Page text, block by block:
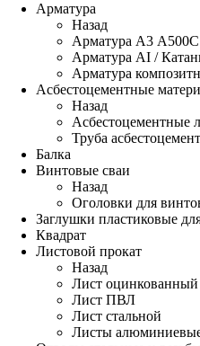
Арматура
Назад
Арматура А3 А500С
Арматура АI /
Арматура
Асбестоцементные
Назад
Асбестоцементные
Труба
Балка
Винтовые сваи
Назад
Оголовки для
Заглушки пластиковые
Квадрат
Листовой прокат
Назад
Лист оцинкованный
Лист ПВЛ
Лист стальной
Листы